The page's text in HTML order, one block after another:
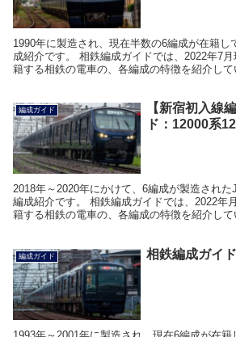
1990年に製造され、現在半数の6編成が在籍し
成紹介です。 相鉄編成ガイドでは、2022年7
籍する相鉄の電車の、各編成の特徴を紹介して
編成ガイド
【新宿初入線
ド：12000系
2018年～2020年にかけて、6編成が製造され
編成紹介です。 相鉄編成ガイドでは、2022年
籍する相鉄の電車の、各編成の特徴を紹介し
編成ガイド 相鉄編成ガイ